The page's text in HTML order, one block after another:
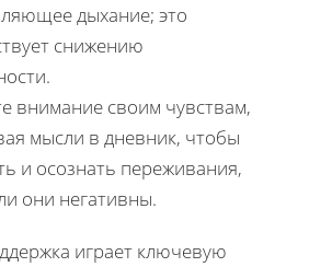
дыхание; это
снижению
внимание своим чувствам,
мысли в дневник, чтобы
и осознать переживания,
они негативны.
играет ключевую